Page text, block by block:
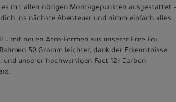
es mit allen nötigen Montagepunkten ausgestattet –
ins nächste Abenteuer und nimm einfach alles
– mit neuen Aero-Formen aus unserer Free Foil
50 Gramm leichter, dank der Erkenntnisse
unserer hochwertigen Fact 12r Carbon-